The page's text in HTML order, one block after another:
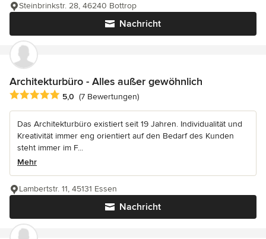
Nachricht
Steinbrinkstr. 28, 46240 Bottrop
Architekturbüro - Alles außer gewöhnlich
Durchschnittliche Bewertung: 5 von 5 Sternen
5,0 (7 Bewertungen)
Das Architekturbüro existiert seit 19 Jahren. Individualität und
Kreativität immer eng orientiert auf den Bedarf des Kunden
steht immer im F...
Mehr
Nachricht
Lambertstr. 11, 45131 Essen